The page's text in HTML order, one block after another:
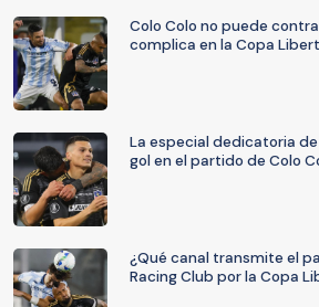
Colo Colo no puede
complica en la Copa
La especial dedicatoria
gol en el partido de Colo
¿Qué canal transmite el
Racing Club por la Copa